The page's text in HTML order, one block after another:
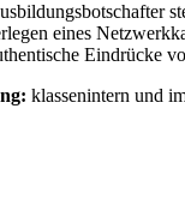
eines
Eindrücke
klassenintern und